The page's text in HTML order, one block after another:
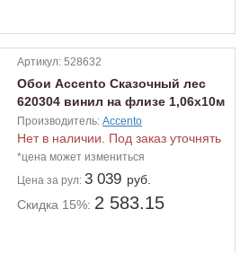
Артикул:528632
Обои Accento Сказочный лес
620304 винил на флизе 1,06х10м
Производитель:Accento
Нет в наличии. Под заказ уточнять
*цена может измениться
Цена за рул:3 039 руб.
Скидка 15%: 2 583.15